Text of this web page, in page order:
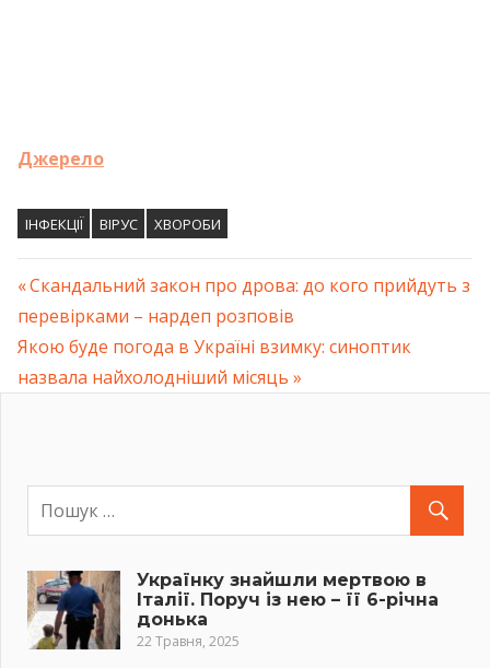
Джерело
ІНФЕКЦІЇ ВІРУС ХВОРОБИ
Навігація
записів
Previous
Post:
Скандальний закон про дрова: до кого прийдуть з
перевірками – нардеп розповів
Next
Post:
Якою буде погода в Україні взимку: синоптик
назвала найхолодніший місяць
Українку знайшли мертвою в
Італії. Поруч із нею – її 6-річна
донька
22 Травня, 2025